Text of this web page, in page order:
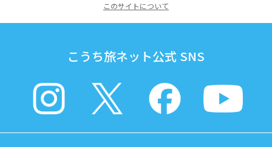
このサイトについて
こうち旅ネット公式 SNS